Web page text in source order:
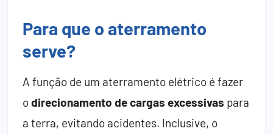
Para que o aterramento
serve?
A função de um aterramento elétrico é fazer
odirecionamento de cargas excessivas para
a terra, evitando acidentes. Inclusive, o